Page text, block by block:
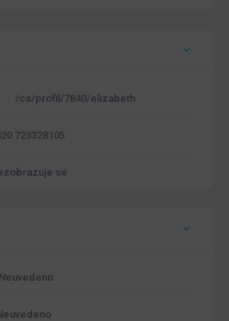
/cs/profil/7840/elizabeth
723328105
se
Neuvedeno